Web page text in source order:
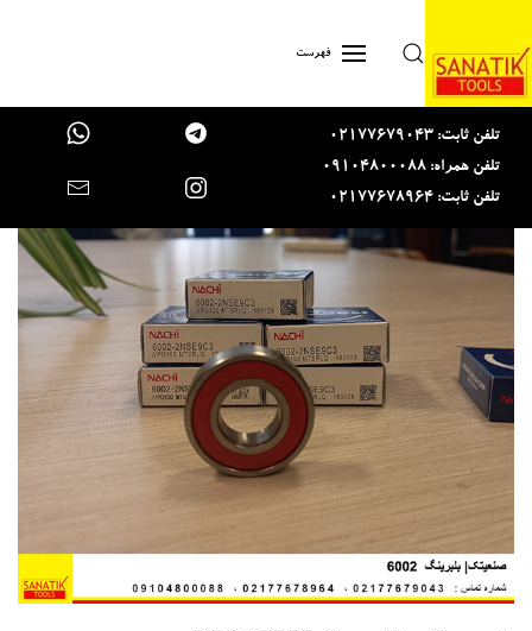
Skip to main content فهرست
تلفن ثابت: 02177679043
تلفن همراه: 09104800088
تلفن ثابت: 02177678964